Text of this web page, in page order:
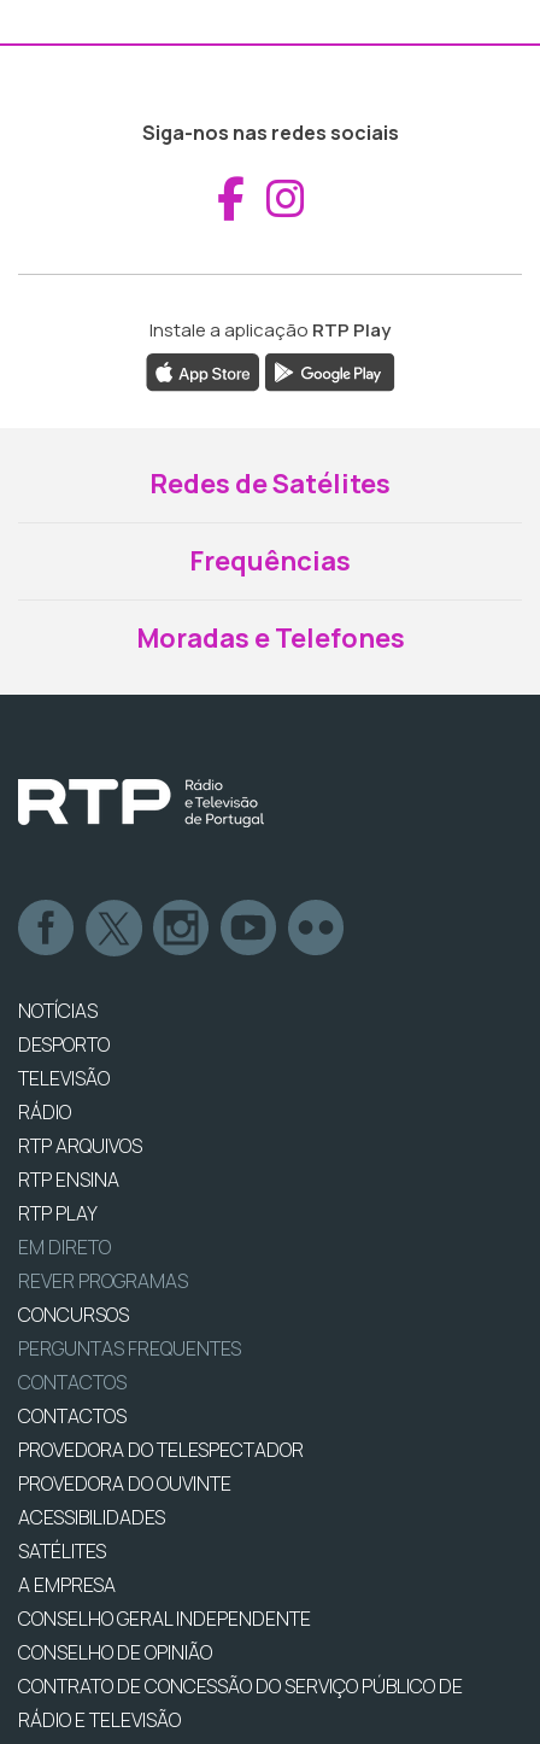
Siga-nos nas redes sociais
Aceder ao
Instale a aplicação RTP Play
Redes de Satélites
Frequências
Moradas e Telefones
NOTÍCIAS
DESPORTO
TELEVISÃO
RÁDIO
RTP ARQUIVOS
RTP ENSINA
RTP PLAY
EM DIRETO
REVER PROGRAMAS
CONCURSOS
PERGUNTAS FREQUENTES
CONTACTOS
CONTACTOS
PROVEDORA DO TELESPECTADOR
PROVEDORA DO OUVINTE
ACESSIBILIDADES
SATÉLITES
A EMPRESA
CONSELHO GERAL INDEPENDENTE
CONSELHO DE OPINIÃO
CONTRATO DE CONCESSÃO DO SERVIÇO PÚBLICO DE
RÁDIO E TELEVISÃO